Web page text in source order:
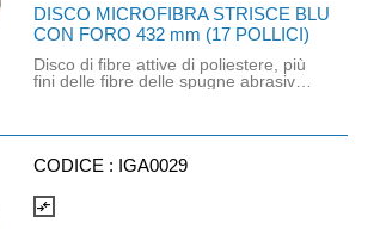
DISCO MICROFIBRA STRISCE BLU
CON FORO 432 mm (17 POLLICI)
Disco di fibre attive di poliestere, più
fini delle fibre delle spugne abrasive
penetrano più in profondità nelle
superficie e possono così rimuovere
qualunque tipo di superficie.
CODICE : IGA0029
compare_arrows